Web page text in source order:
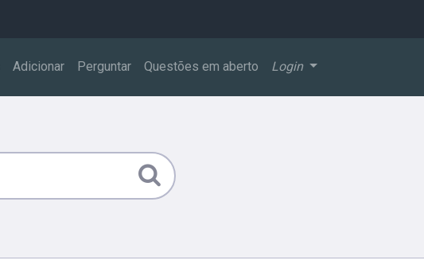
Adicionar Perguntar Questões em aberto Login